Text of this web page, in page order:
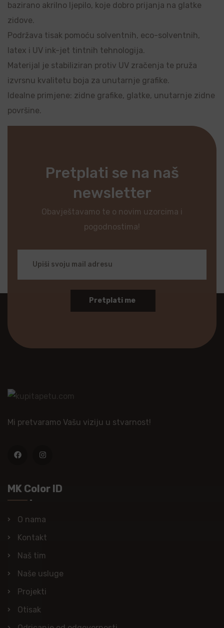
bazirano akrilno ljepilo, koje dobro prijanja na glatke
zidove.
Podržava tisak pomoću solventnih, eco-solventnih,
latex i UV ink-jet tintnih tehnologija.
Materijal je stabiliziran protiv UV zračenja te pruža
izvrsnu kvalitetu boja za unutarnje grafike.
Idealne primjene: zidne grafike, glatke, unutarnje zidne
površine.
Pretplati se na naš
newsletter
Obavještavamo te o novim uzorcima i
pogodnostima!
Pretplati me
Mi pretvaramo Vašu viziju u stvarnost!
MK Color ID
O nama
Kontakt
Naš tim
Naše usluge
Projekti
Otisak